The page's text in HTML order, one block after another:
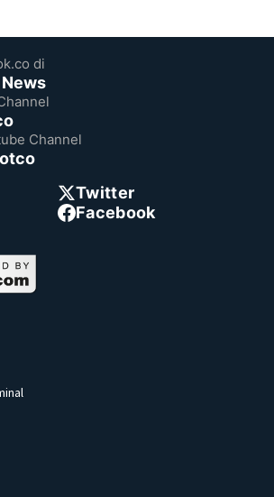
di
Channel
Twitter
Facebook